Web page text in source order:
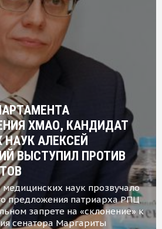
ХМАО, КАНДИДАТ
АЛЕКСЕЙ
ВЫСТУПИЛ ПРОТИВ
наук прозвучало
предложения патриарха РПЦ
запрете на «склонение» к
сенатора Маргариты